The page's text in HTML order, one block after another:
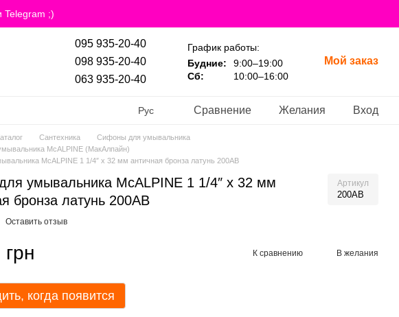
Telegram ;)
095 935-20-40
098 935-20-40
063 935-20-40
График работы:
Будние:
9:00–19:00
Сб:
10:00–16:00
Мой заказ
Рус Сравнение Желания Вход
Сантехника
Сифоны для умывальника
McALPINE (МакАлпайн)
McALPINE 1 1/4″ x 32 мм античная бронза латунь 200AB
умывальника McALPINE 1 1/4″ x 32 мм
бронза латунь 200AB
Артикул
200AB
Оставить отзыв
К сравнению В желания
когда появится